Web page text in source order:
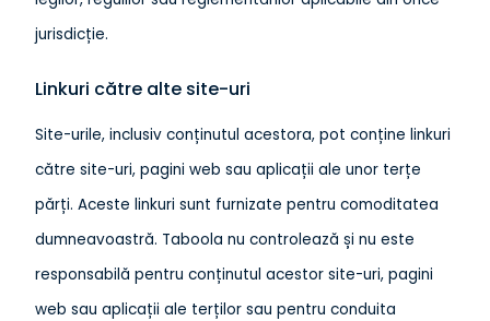
jurisdicție.
Linkuri către alte site-uri
Site-urile, inclusiv conținutul acestora, pot conține linkuri
către site-uri, pagini web sau aplicații ale unor terțe
părți. Aceste linkuri sunt furnizate pentru comoditatea
dumneavoastră. Taboola nu controlează și nu este
responsabilă pentru conținutul acestor site-uri, pagini
web sau aplicații ale terților sau pentru conduita